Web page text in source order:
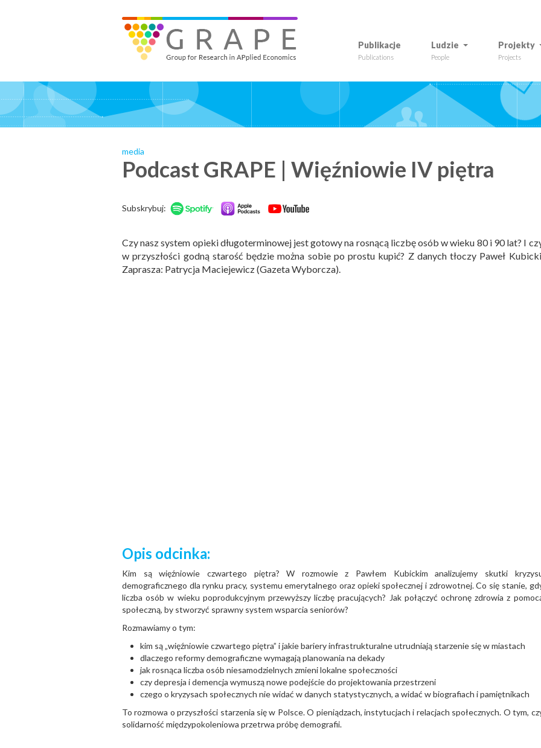
GRAPE - Group for Research in APplied Economics
Publikacje
Publications
Ludzie
People
Projekty
Projects
media
Podcast GRAPE | Więźniowie IV piętra
Subskrybuj:
Czy nasz system opieki długoterminowej jest gotowy na rosnącą liczbę osób w wieku 80 i 90 lat? I
w przyszłości godną starość będzie można sobie po prostu kupić? Z danych tłoczy Paweł Kubicki.
Zaprasza: Patrycja Maciejewicz (Gazeta Wyborcza).
Opis odcinka:
Kim są więźniowie czwartego piętra? W rozmowie z Pawłem Kubickim analizujemy skutki
demograficznego dla rynku pracy, systemu emerytalnego oraz opieki społecznej i zdrowotnej. Co się stanie,
liczba osób w wieku poprodukcyjnym przewyższy liczbę pracujących? Jak połączyć ochronę zdrowia z
społeczną, by stworzyć sprawny system wsparcia seniorów?
Rozmawiamy o tym:
kim są „więźniowie czwartego piętra” i jakie bariery infrastrukturalne utrudniają starzenie się w miastach
dlaczego reformy demograficzne wymagają planowania na dekady
jak rosnąca liczba osób niesamodzielnych zmieni lokalne społeczności
czy depresja i demencja wymuszą nowe podejście do projektowania przestrzeni
czego o kryzysach społecznych nie widać w danych statystycznych, a widać w biografiach i pamiętnikach
To rozmowa o przyszłości starzenia się w Polsce. O pieniądzach, instytucjach i relacjach społecznych. O tym,
solidarność międzypokoleniowa przetrwa próbę demografii.